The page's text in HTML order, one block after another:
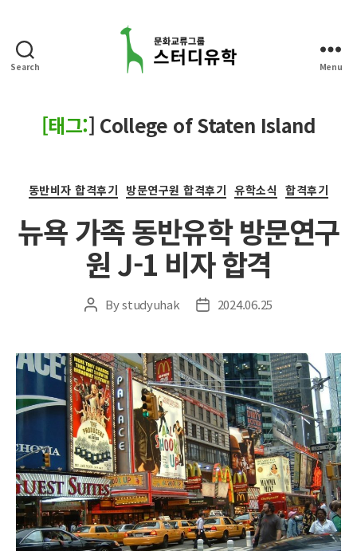
Search
디
유
Menu
[태그:] College of Staten Island
Categories
동반비자 합격후기 방문연구원 합격후기 유학소식 합격후기
뉴욕 가족 동반유학 방문연구
원 J-1 비자 합격
PostBystudyuhak
Post2024.06.25